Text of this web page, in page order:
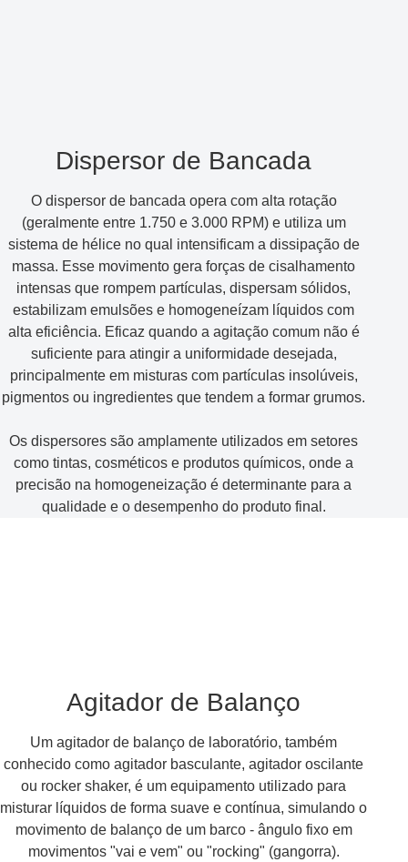
Dispersor de Bancada
O dispersor de bancada opera com alta rotação
(geralmente entre 1.750 e 3.000 RPM) e utiliza um
sistema de hélice no qual intensificam a dissipação de
massa. Esse movimento gera forças de cisalhamento
intensas que rompem partículas, dispersam sólidos,
estabilizam emulsões e homogeneízam líquidos com
alta eficiência. Eficaz quando a agitação comum não é
suficiente para atingir a uniformidade desejada,
principalmente em misturas com partículas insolúveis,
pigmentos ou ingredientes que tendem a formar grumos.
Os dispersores são amplamente utilizados em setores
como tintas, cosméticos e produtos químicos, onde a
precisão na homogeneização é determinante para a
qualidade e o desempenho do produto final.
Agitador de Balanço
Um agitador de balanço de laboratório, também
conhecido como agitador basculante, agitador oscilante
ou rocker shaker, é um equipamento utilizado para
misturar líquidos de forma suave e contínua, simulando o
movimento de balanço de um barco - ângulo fixo em
movimentos "vai e vem" ou "rocking" (gangorra).